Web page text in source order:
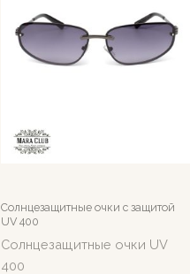
Солнцезащитные очки c защитой
UV 400
Солнцезащитные очки UV
400